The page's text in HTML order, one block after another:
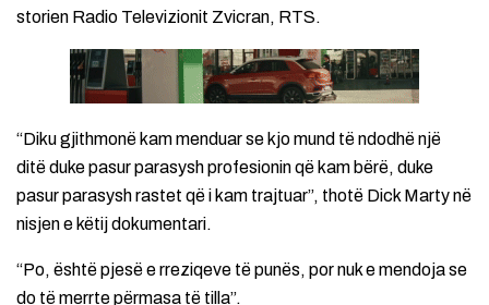
storien Radio Televizionit Zvicran, RTS.
“Diku gjithmonë kam menduar se kjo mund të ndodhë një
ditë duke pasur parasysh profesionin që kam bërë, duke
pasur parasysh rastet që i kam trajtuar”, thotë Dick Marty në
nisjen e këtij dokumentari.
“Po, është pjesë e rreziqeve të punës, por nuk e mendoja se
do të merrte përmasa të tilla”.